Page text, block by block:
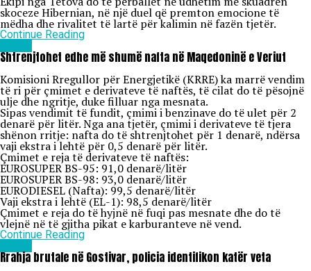
skoceze Hibernian, në një duel që premton emocione të
mëdha dhe rivalitet të lartë për kalimin në fazën tjetër.
Continue Reading
Shtrenjtohet edhe më shumë nafta në Maqedoninë e Veriut
Komisioni Rregullor për Energjetikë (KRRE) ka marrë vendim
të ri për çmimet e derivateve të naftës, të cilat do të pësojnë
ulje dhe ngritje, duke filluar nga mesnata.
Sipas vendimit të fundit, çmimi i benzinave do të ulet për 2
denarë për litër. Nga ana tjetër, çmimi i derivateve të tjera
shënon rritje: nafta do të shtrenjtohet për 1 denarë, ndërsa
vaji ekstra i lehtë për 0,5 denarë për litër.
Çmimet e reja të derivateve të naftës:
EUROSUPER BS-95: 91,0 denarë/litër
EUROSUPER BS-98: 93,0 denarë/litër
EURODIESEL (Nafta): 99,5 denarë/litër
Vaji ekstra i lehtë (EL-1): 98,5 denarë/litër
Çmimet e reja do të hyjnë në fuqi pas mesnate dhe do të
vlejnë në të gjitha pikat e karburanteve në vend.
Continue Reading
Rrahja brutale në Gostivar, policia identifikon katër veta